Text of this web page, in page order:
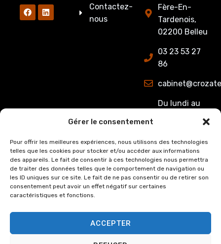
Gérer le consentement
Pour offrir les meilleures expériences, nous utilisons des technologies
telles que les cookies pour stocker et/ou accéder aux informations
des appareils. Le fait de consentir à ces technologies nous permettra
de traiter des données telles que le comportement de navigation ou
les ID uniques sur ce site. Le fait de ne pas consentir ou de retirer son
consentement peut avoir un effet négatif sur certaines
caractéristiques et fonctions.
ACCEPTER
Contactez-
nous
Fère-En-
Tardenois,
02200 Belleu
03 23 53 27
86
Du lundi au
8h00 à 12h15
et de 13h15 à
17h00.
Le Vendredi :
de 8h00 à
12h15 et de